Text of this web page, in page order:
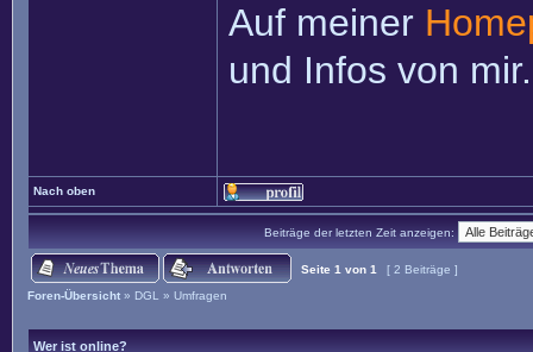
Auf meiner
und Infos von mir.
Nach oben
Beiträge der letzten Zeit anzeigen:
Seite 1 von 1
[ 2 Beiträge ]
Foren-Übersicht » DGL » Umfragen
Wer ist online?